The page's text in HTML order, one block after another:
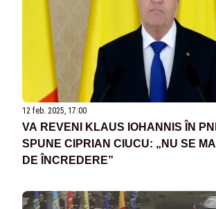
12 feb. 2025, 17:00
VA REVENI KLAUS IOHANNIS ÎN
SPUNE CIPRIAN CIUCU: „NU SE
DE ÎNCREDERE”